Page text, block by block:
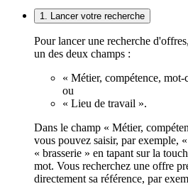
1. Lancer votre recherche
Pour lancer une recherche
un des deux champs :
« Métier, compétence,
ou
« Lieu de travail ».
Dans le champ « Métier,
vous pouvez saisir, par exemple,
« brasserie » en tapant sur la
mot. Vous recherchez une offre
directement sa référence, par